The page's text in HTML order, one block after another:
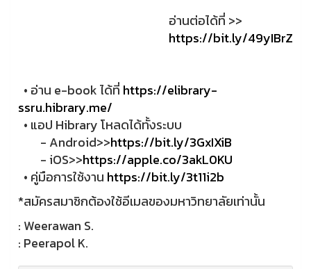
อ่านต่อได้ที่ >>
https://bit.ly/49yIBrZ
• อ่าน e-book ได้ที่ https://elibrary-
ssru.hibrary.me/
• แอป Hibrary โหลดได้ทั้งระบบ
- Android>>https://bit.ly/3GxIXiB
- iOS>>https://apple.co/3akL0KU
• คู่มือการใช้งาน https://bit.ly/3t11i2b
*สมัครสมาชิกต้องใช้อีเมลของมหาวิทยาลัยเท่านั้น
: Weerawan S.
: Peerapol K.